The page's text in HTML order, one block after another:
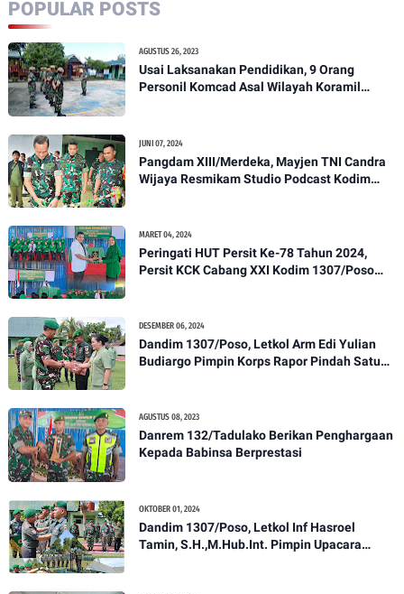
POPULAR POSTS
AGUSTUS 26, 2023
Usai Laksanakan Pendidikan, 9 Orang
Personil Komcad Asal Wilayah Koramil
JUNI 07, 2024
Pangdam XIII/Merdeka, Mayjen TNI Candra
Wijaya Resmikam Studio Podcast Kodim
MARET 04, 2024
Peringati HUT Persit Ke-78 Tahun 2024,
Persit KCK Cabang XXI Kodim 1307/Poso
DESEMBER 06, 2024
Dandim 1307/Poso, Letkol Arm Edi Yulian
Budiargo Pimpin Korps Rapor Pindah Satuan
AGUSTUS 08, 2023
Danrem 132/Tadulako Berikan Penghargaan
Kepada Babinsa Berprestasi
OKTOBER 01, 2024
Dandim 1307/Poso, Letkol Inf Hasroel
Tamin, S.H.,M.Hub.Int. Pimpin Upacara